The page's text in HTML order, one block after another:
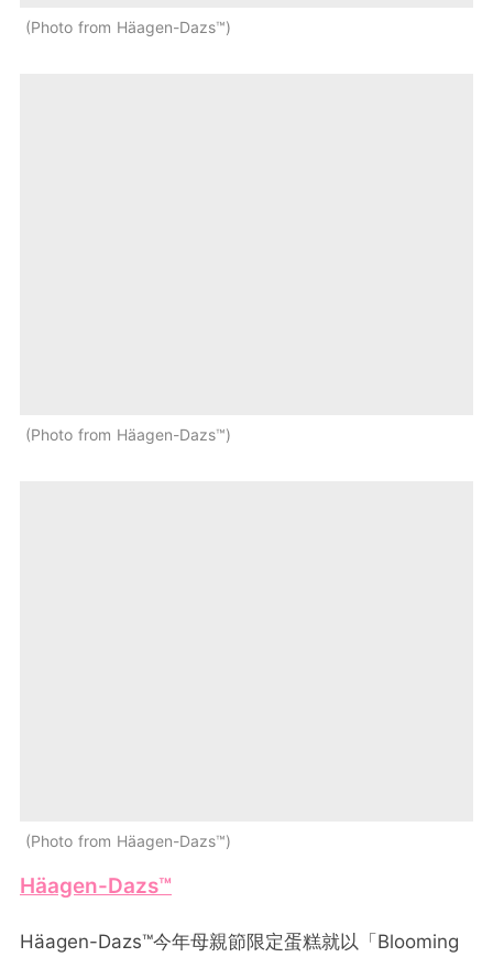
Photo from Häagen-Dazs™
Photo from Häagen-Dazs™
Photo from Häagen-Dazs™
Häagen-Dazs™
Häagen-Dazs™今年母親節限定蛋糕就以「Blooming